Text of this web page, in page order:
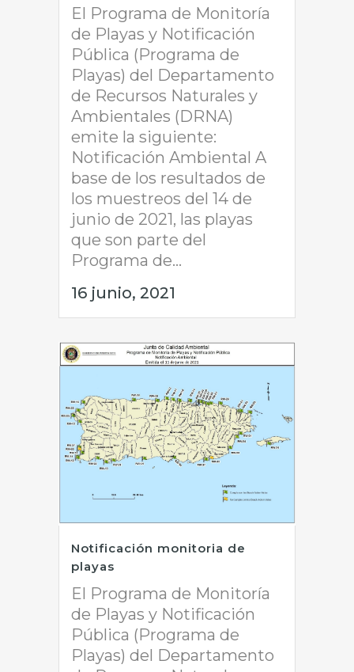
El Programa de Monitoría
de Playas y Notificación
Pública (Programa de
Playas) del Departamento
de Recursos Naturales y
Ambientales (DRNA)
emite la siguiente:
Notificación Ambiental A
base de los resultados de
los muestreos del 14 de
junio de 2021, las playas
que son parte del
Programa de...
16 junio, 2021
Notificación monitoria de
playas
El Programa de Monitoría
de Playas y Notificación
Pública (Programa de
Playas) del Departamento